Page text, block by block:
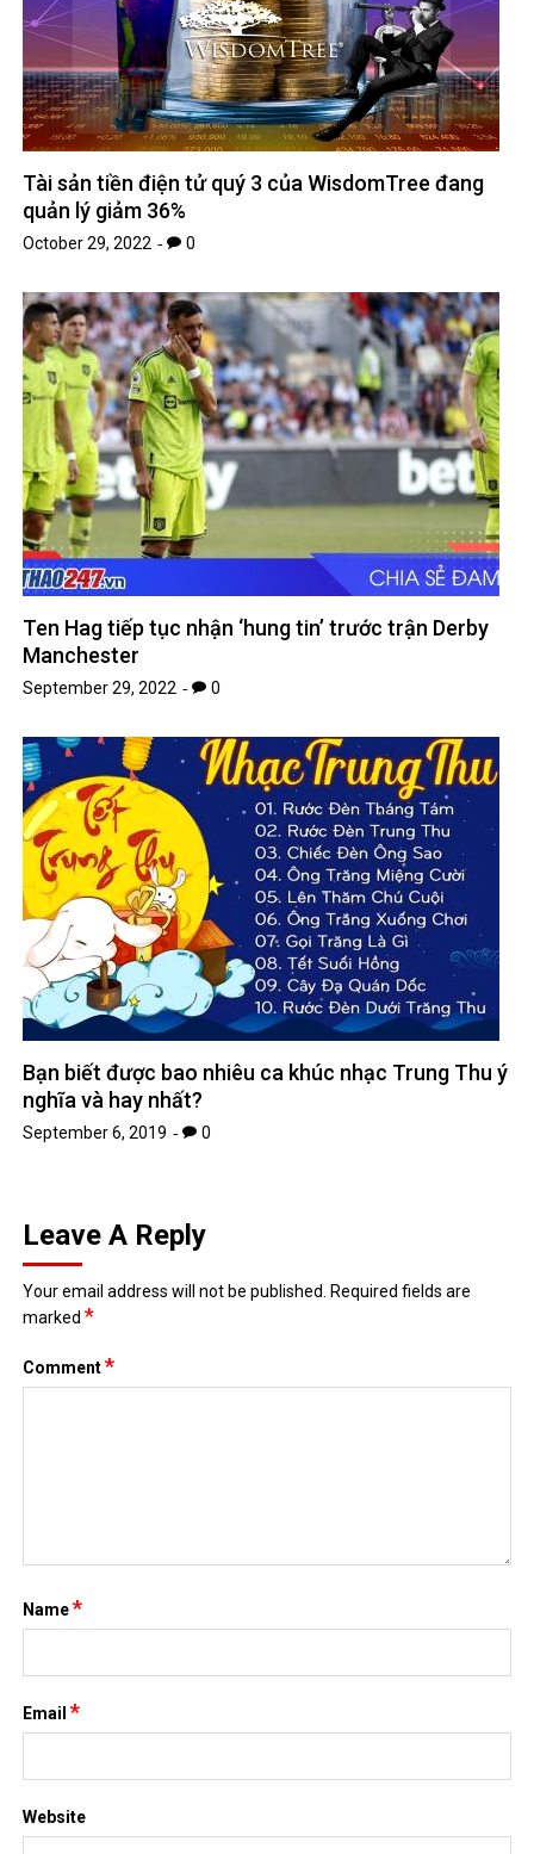
Tài sản tiền điện tử quý 3 của WisdomTree đang
quản lý giảm 36%
October 29, 2022 0
Ten Hag tiếp tục nhận ‘hung tin’ trước trận Derby
Manchester
September 29, 2022 0
Bạn biết được bao nhiêu ca khúc nhạc Trung Thu ý
nghĩa và hay nhất?
September 6, 2019 0
Leave A Reply
Your email address will not be published.
Required fields are
marked*
Comment*
Name*
Email*
Website